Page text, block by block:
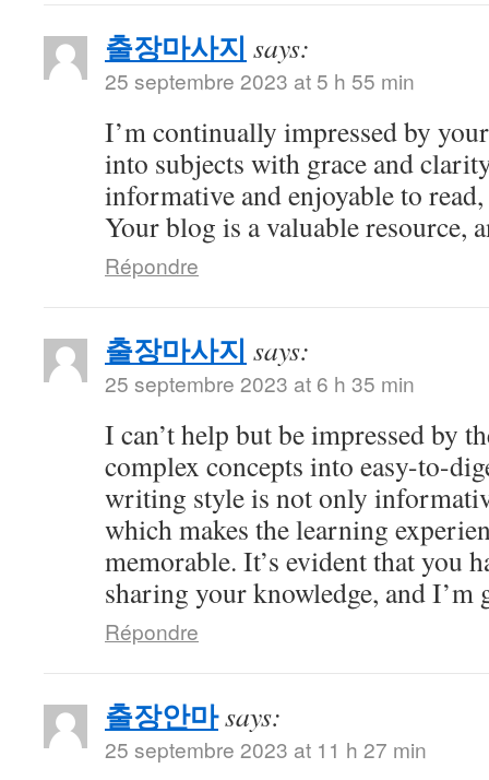
출장마사지 says:
25 septembre 2023 at 5 h 55 min
I’m continually impressed by
into subjects with grace and
informative and enjoyable to
Your blog is a valuable resource,
Répondre
출장마사지 says:
25 septembre 2023 at 6 h 35 min
I can’t help but be impressed by
complex concepts into easy-to-
writing style is not only
which makes the learning
memorable. It’s evident that you
sharing your knowledge, and I’m
Répondre
출장안마says:
25 septembre 2023 at 11 h 27 min